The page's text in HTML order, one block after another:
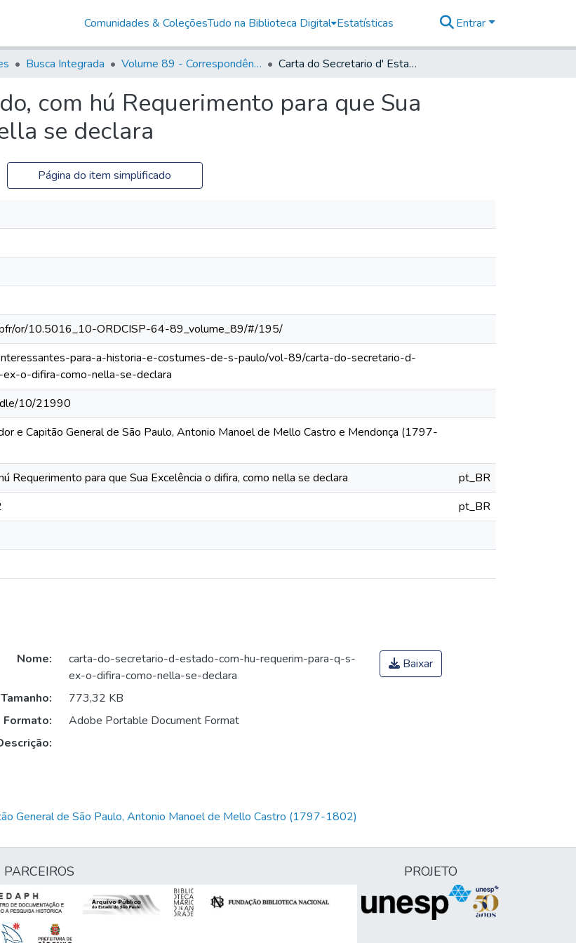
Comunidades & ColeçõesTudo na Biblioteca Digital Estatísticas Entrar
Busca Integrada Volume 89 - Correspondência do então Governador e Capitão General de São Paulo, Antonio Manoel de Mello Castro (1797-1802) Carta do Secretario d' Estado, com hú Requerimento para que Sua Excelência o difira, como nella se declara
com hú Requerimento para que Sua
se declara
Página do item simplificado
or/10.5016_10-ORDCISP-64-89_volume_89/#/195/
para-a-historia-e-costumes-de-s-paulo/vol-89/carta-do-secretario-d-
o-difira-como-nella-se-declara
10/21990
e Capitão General de São Paulo, Antonio Manoel de Mello Castro e Mendonça (1797-
Requerimento para que Sua Excelência o difira, como nella se declara
pt_BR
pt_BR
Nome:
carta-do-secretario-d-estado-com-hu-requerim-para-q-s-
ex-o-difira-como-nella-se-declara
Tamanho:
773,32 KB
Formato:
Adobe Portable Document Format
Baixar
General de São Paulo, Antonio Manoel de Mello Castro (1797-1802)
PARCEIROS PROJETO